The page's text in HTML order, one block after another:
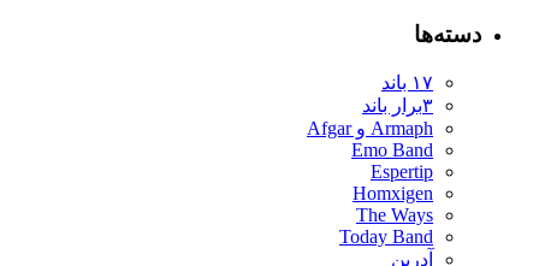
دسته‌ها
۱۷ باند
۳برار باند
Armaph و Afgar
Emo Band
Espertip
Homxigen
The Ways
Today Band
آدرین